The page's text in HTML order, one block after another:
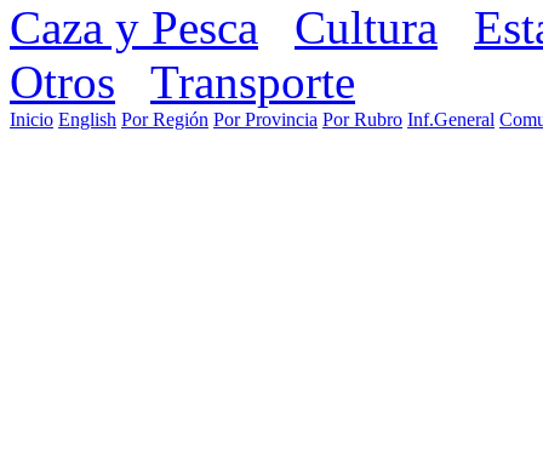
Caza y Pesca
Cultura
Otros
Transporte
Inicio English Por Región Por Provincia Por Rubro Inf.General